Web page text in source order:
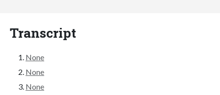
Transcript
None
None
None